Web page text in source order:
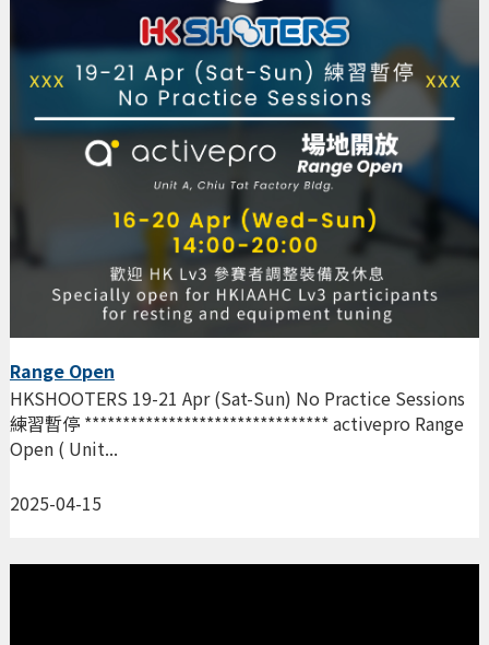
Range Open
2025-04-15
HKSHOOTERS 19-21 Apr (Sat-Sun) No Practice Sessions
練習暫停 ******************************** activepro Range
Open ( Unit...